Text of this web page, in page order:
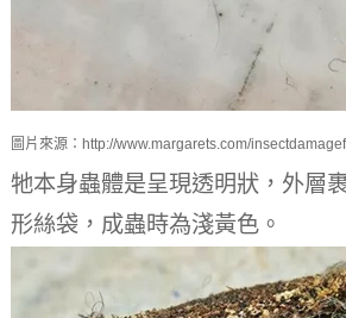
圖片來源：http://www.margarets.com/
牠本身蟲體是呈現透明狀，外層
形絲袋，成蟲時為淺黃色。